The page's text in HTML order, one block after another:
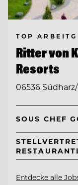
TOP
Ritter von
Resorts
06536
SOUS CHEF
Entdecke alle